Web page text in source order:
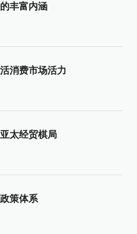
丰富内涵
消费市场活力
太经贸棋局
策体系